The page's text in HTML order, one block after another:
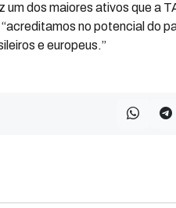
dos maiores ativos que a
no potencial do
e europeus.”